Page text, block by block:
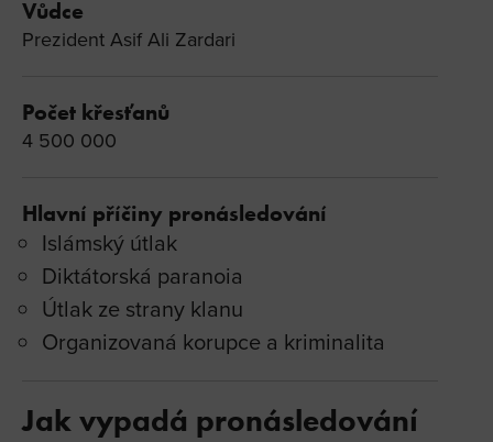
Vůdce
Prezident Asif Ali Zardari
Počet křesťanů
4 500 000
Hlavní příčiny pronásledování
Islámský útlak
Diktátorská paranoia
Útlak ze strany klanu
Organizovaná korupce a kriminalita
Jak vypadá pronásledování